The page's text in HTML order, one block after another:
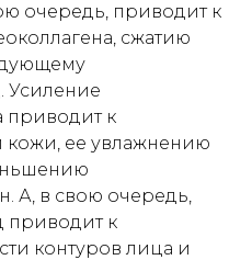
очередь, приводит к
сжатию
приводит к
ее увлажнению
А, в свою очередь,
приводит к
контуров лица и